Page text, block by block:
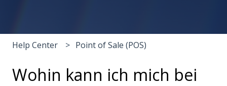
Help Center Point of Sale (POS)
Wohin kann ich mich bei